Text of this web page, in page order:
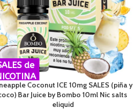
de
Coconut ICE 10mg SALES (piña y
Bar Juice by Bombo 10ml Nic salts
eliquid